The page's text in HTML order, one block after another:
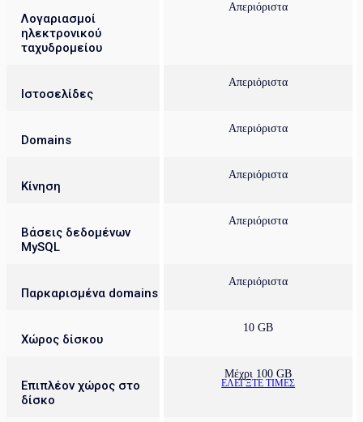
Λογαριασμοί
ηλεκτρονικού
ταχυδρομείου
Απεριόριστα
Ιστοσελίδες
Απεριόριστα
Domains
Απεριόριστα
Κίνηση
Απεριόριστα
Βάσεις δεδομένων
MySQL
Απεριόριστα
Παρκαρισμένα domains
Απεριόριστα
Χώρος δίσκου
10 GB
Επιπλέον χώρος στο
δίσκο
Μέχρι 100 GB
ΕΛΕΓΞΤΕ ΤΙΜΕΣ